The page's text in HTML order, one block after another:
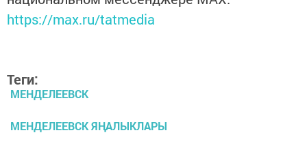
https://max.ru/tatmedia
Теги:
МЕНДЕЛЕЕВСК
МЕНДЕЛЕЕВСК ЯҢАЛЫКЛАРЫ